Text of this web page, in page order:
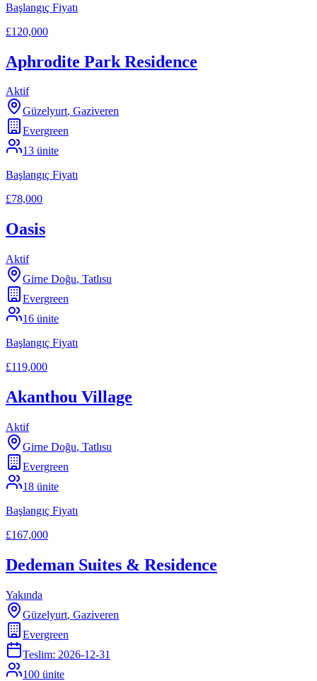
Başlangıç Fiyatı
£120,000
Aphrodite Park Residence
Aktif
Güzelyurt, Gaziveren
Evergreen
13 ünite
Başlangıç Fiyatı
£78,000
Oasis
Aktif
Girne Doğu, Tatlısu
Evergreen
16 ünite
Başlangıç Fiyatı
£119,000
Akanthou Village
Aktif
Girne Doğu, Tatlısu
Evergreen
18 ünite
Başlangıç Fiyatı
£167,000
Dedeman Suites & Residence
Yakında
Güzelyurt, Gaziveren
Evergreen
Teslim: 2026-12-31
100 ünite